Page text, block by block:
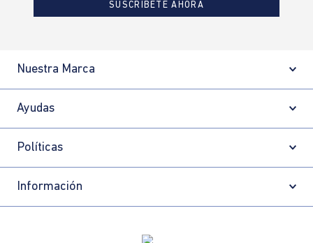
SUSCRÍBETE AHORA
Nuestra Marca
Ayudas
Políticas
Información